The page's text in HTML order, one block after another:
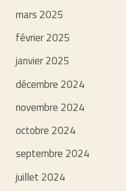
mars 2025
février 2025
janvier 2025
décembre 2024
novembre 2024
octobre 2024
septembre 2024
juillet 2024